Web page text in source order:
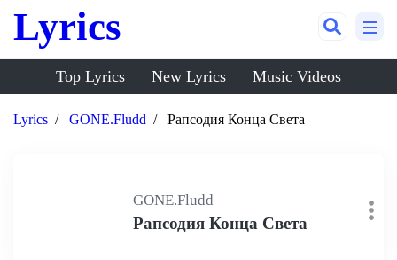
Lyrics
Top Lyrics New Lyrics Music Videos
Lyrics GONE.Fludd Рапсодия Конца Света
GONE.Fludd
Рапсодия Конца Света